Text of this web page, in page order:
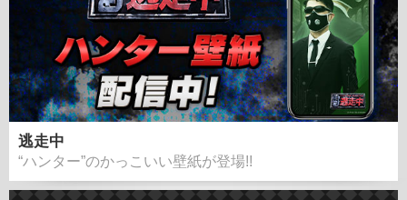
逃走中
“ハンター”のかっこいい壁紙が登場!!